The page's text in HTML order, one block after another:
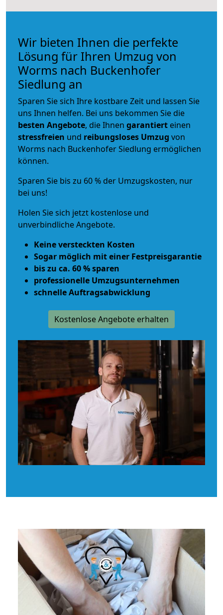
Wir bieten Ihnen die perfekte
Lösung für Ihren Umzug von
Worms nach Buckenhofer
Siedlung an
Sparen Sie sich Ihre kostbare Zeit und lassen Sie
uns Ihnen helfen. Bei uns bekommen Sie die
besten Angebote, die Ihnen garantiert einen
stressfreien und reibungsloses Umzug von
Worms nach Buckenhofer Siedlung ermöglichen
können.
Sparen Sie bis zu 60 % der Umzugskosten, nur
bei uns!
Holen Sie sich jetzt kostenlose und
unverbindliche Angebote.
Keine versteckten Kosten
Sogar möglich mit einer Festpreisgarantie
bis zu ca. 60 % sparen
professionelle Umzugsunternehmen
schnelle Auftragsabwicklung
Kostenlose Angebote erhalten